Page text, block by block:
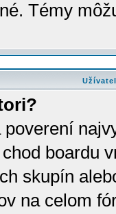
Témy
boardu
skupín
na celom